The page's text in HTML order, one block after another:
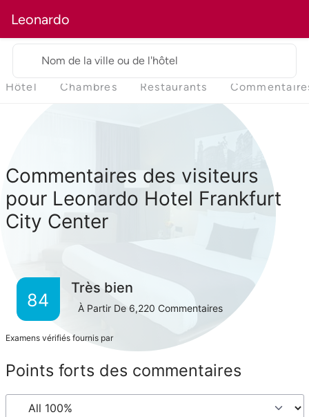
Leonardo
Nom de la ville ou de l'hôtel
Hôtel Chambres Restaurants
Commentaires des visiteurs
pour Leonardo Hotel Frankfurt
City Center
84
Très bien
À Partir De 6,220 Commentaires
Examens vérifiés fournis par
Points forts des commentaires